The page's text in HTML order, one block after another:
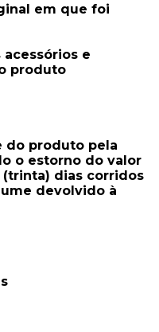
em que foi
e
produto
do produto pela
o estorno do valor
dias corridos
devolvido à